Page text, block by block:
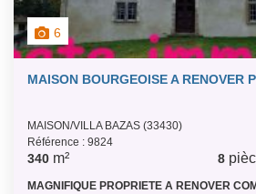
6
MAISON BOURGEOISE A RENOVER
MAISON/VILLA BAZAS (33430)
Référence : 9824
340 m² 8
MAGNIFIQUE PROPRIETE A RENOVER